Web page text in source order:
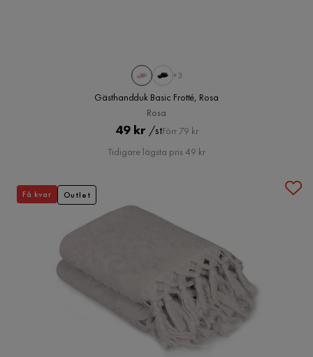
+3
Gästhandduk Basic Frotté, Rosa
Rosa
Pris
49 kr /stOriginal
Pris
Förr 79 kr
Tidigare lägsta pris 49 kr
Få kvar Outlet